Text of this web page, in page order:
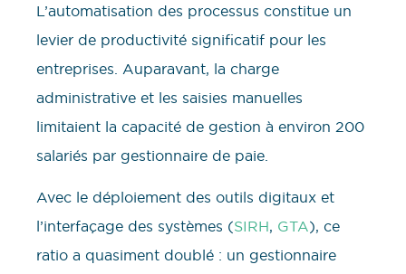
L’automatisation des processus constitue un
levier de productivité significatif pour les
entreprises. Auparavant, la charge
administrative et les saisies manuelles
limitaient la capacité de gestion à environ 200
salariés par gestionnaire de paie.
Avec le déploiement des outils digitaux et
l’interfaçage des systèmes (SIRH, GTA), ce
ratio a quasiment doublé : un gestionnaire